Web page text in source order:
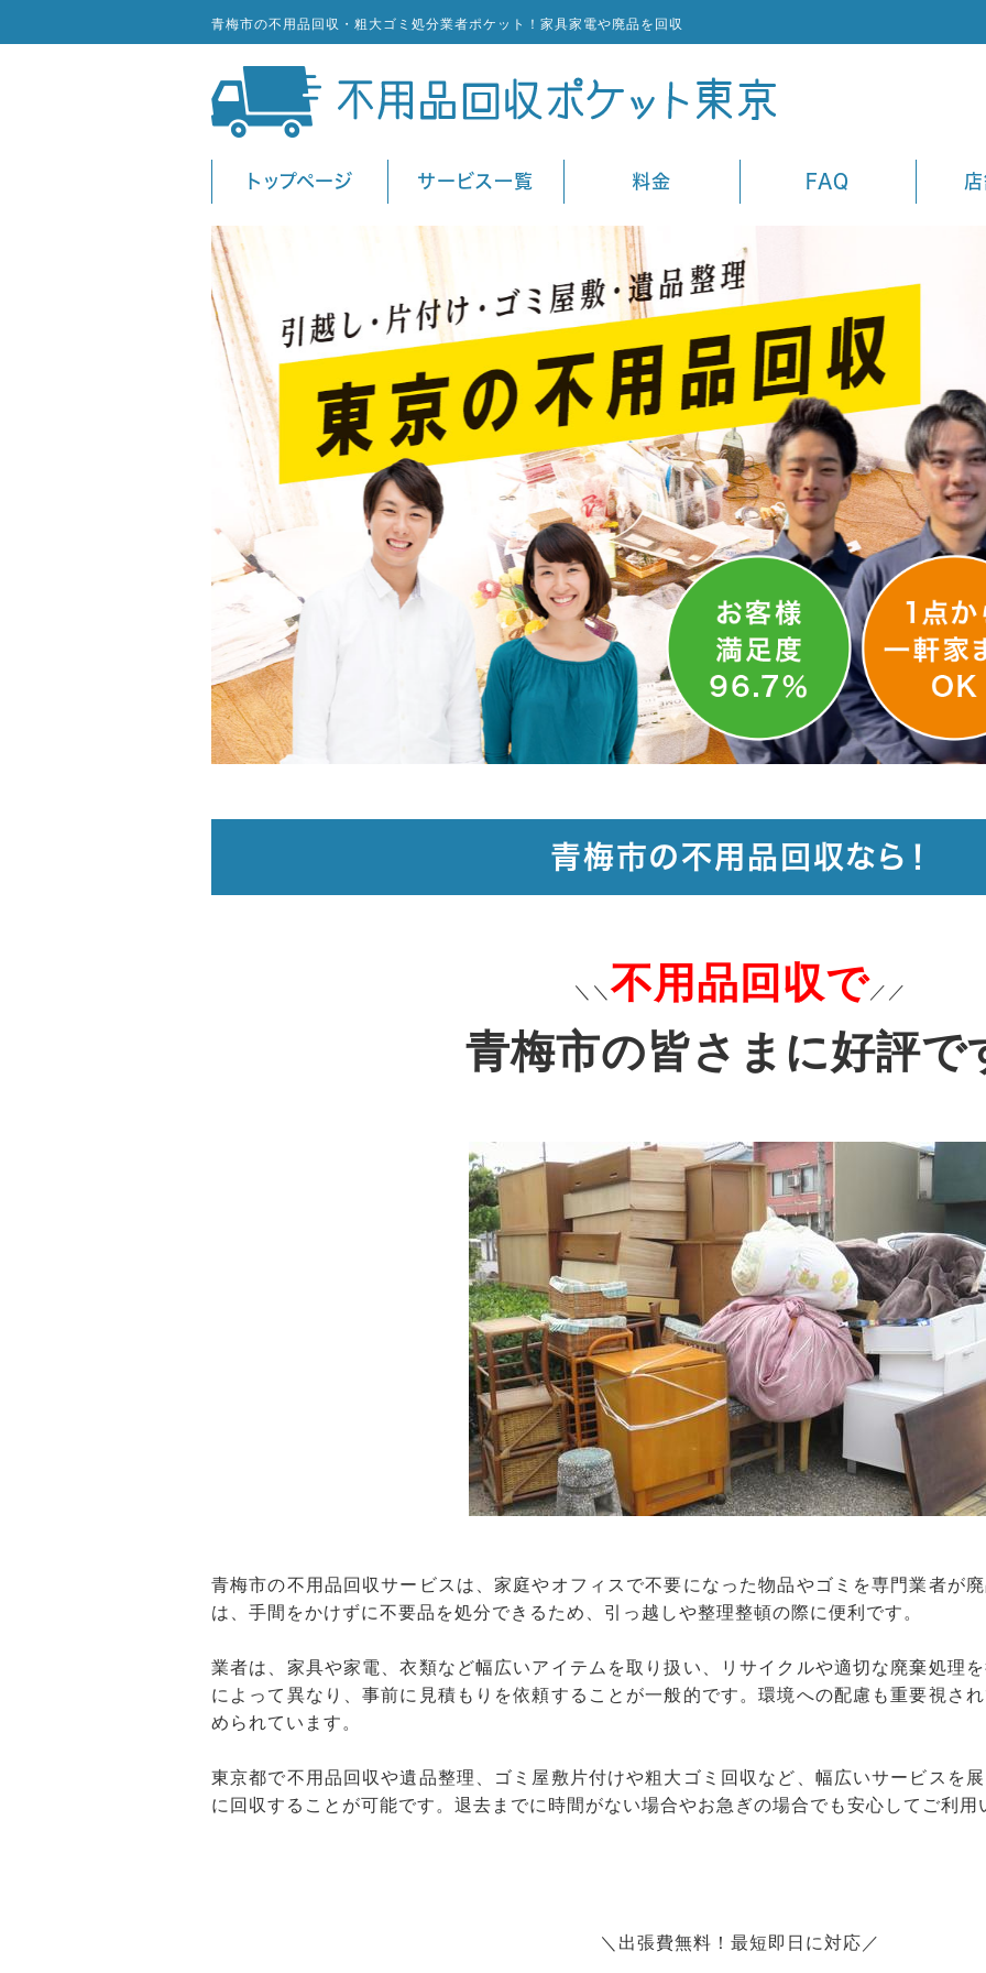
青梅市の不用品回収・粗大ゴミ処分業者ポケット！家具家電や廃品を回収
トップページ サービス一覧 料金 FAQ
青梅市の不用品回収なら！
＼＼ 不用品回収で ／／
青梅市の皆さまに好評で
青梅市の不用品回収サービスは、家庭やオフィスで不要になった物品やゴミを専門業者が
は、手間をかけずに不要品を処分できるため、引っ越しや整理整頓の際に便利です。
業者は、家具や家電、衣類など幅広いアイテムを取り扱い、リサイクルや適切な廃棄処理
によって異なり、事前に見積もりを依頼することが一般的です。環境への配慮も重要視さ
められています。
東京都で不用品回収や遺品整理、ゴミ屋敷片付けや粗大ゴミ回収など、幅広いサービスを
に回収することが可能です。退去までに時間がない場合やお急ぎの場合でも安心してご利用
＼出張費無料！最短即日に対応／